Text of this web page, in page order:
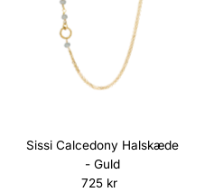
Sissi Calcedony Halskæde
- Guld
Normalpris
725 kr